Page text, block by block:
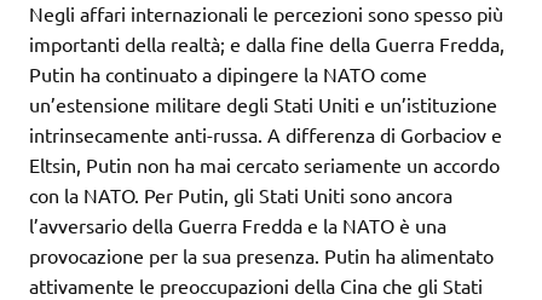
Negli affari internazionali le percezioni sono spesso più
importanti della realtà; e dalla fine della Guerra Fredda,
Putin ha continuato a dipingere la NATO come
un’estensione militare degli Stati Uniti e un’istituzione
intrinsecamente anti-russa. A differenza di Gorbaciov e
Eltsin, Putin non ha mai cercato seriamente un accordo
con la NATO. Per Putin, gli Stati Uniti sono ancora
l’avversario della Guerra Fredda e la NATO è una
provocazione per la sua presenza. Putin ha alimentato
attivamente le preoccupazioni della Cina che gli Stati